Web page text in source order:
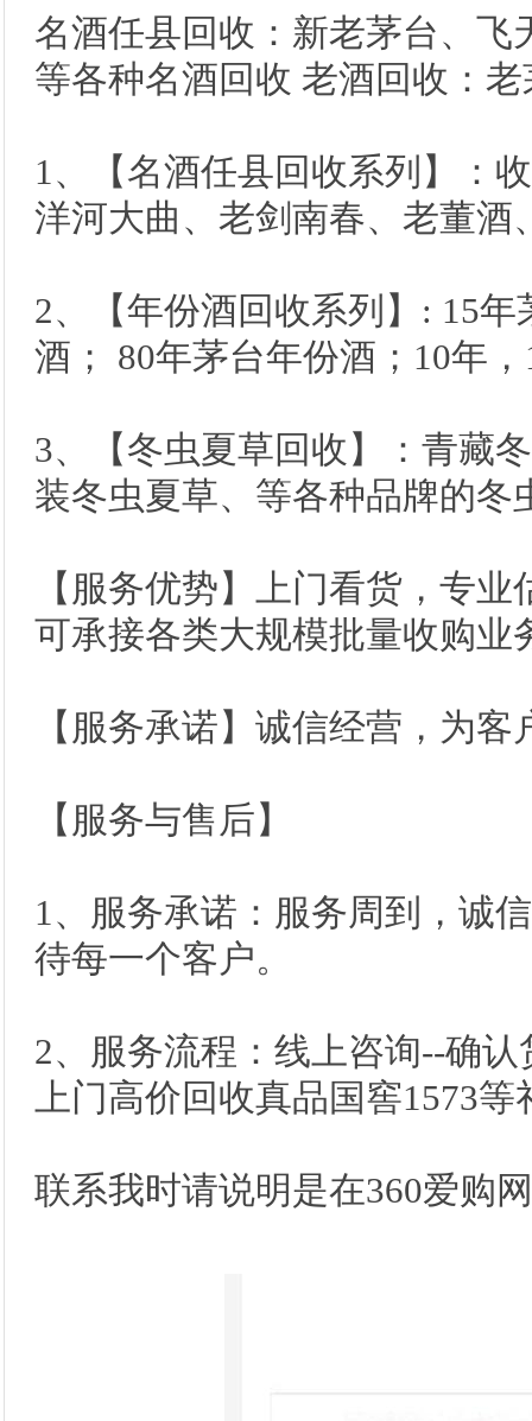
名酒任县回收：新老茅台、
等各种名酒回收 老酒回收：
1、【名酒任县回收系列】：
洋河大曲、老剑南春、老董酒
2、【年份酒回收系列】: 15
酒； 80年茅台年份酒；10年
3、【冬虫夏草回收】：青藏
装冬虫夏草、等各种品牌的冬
【服务优势】上门看货，专
可承接各类大规模批量收购业
【服务承诺】诚信经营，为客
【服务与售后】
1、服务承诺：服务周到，诚
待每一个客户。
2、服务流程：线上咨询--确
上门高价回收真品国窖1573
联系我时请说明是在360爱购